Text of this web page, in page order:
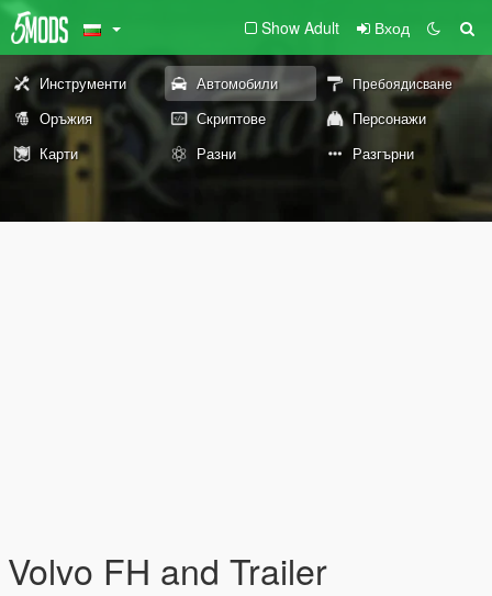
Show Adult Вход
Инструменти Автомобили Пребоядисване
Оръжия Скриптове
Персонажи
Карти
Разни Разгърни
Volvo FH and Trailer